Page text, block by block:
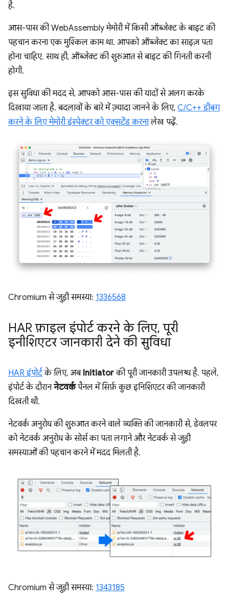
है.
आस-पास की WebAssembly मेमोरी में किसी ऑब्जेक्ट के बाइट की
पहचान करना एक मुश्किल काम था. आपको ऑब्जेक्ट का साइज़ पता
होना चाहिए. साथ ही, ऑब्जेक्ट की शुरुआत से बाइट की गिनती करनी
होगी.
इस सुविधा की मदद से, आपको आस-पास की यादों से अलग करके
दिखाया जाता है. बदलावों के बारे में ज़्यादा जानने के लिए, C/C++ डीबग
करने के लिए मेमोरी इंस्पेक्टर को एक्सटेंड करनालेख पढ़ें.
Chromium से जुड़ी समस्या: 1336568
HAR फ़ाइल इंपोर्ट करने के लिए, पूरी
इनीशिएटर जानकारी देने की सुविधा
HAR इंपोर्टके लिए, अब Initiatorकी पूरी जानकारी उपलब्ध है. पहले,
इंपोर्ट के दौराननेटवर्कपैनल में सिर्फ़ कुछ इनिशिएटर की जानकारी
दिखती थी.
नेटवर्क अनुरोध की शुरुआत करने वाले व्यक्ति की जानकारी से, डेवलपर
को नेटवर्क अनुरोध के सोर्स का पता लगाने और नेटवर्क से जुड़ी
समस्याओं की पहचान करने में मदद मिलती है.
Chromium से जुड़ी समस्या: 1343185